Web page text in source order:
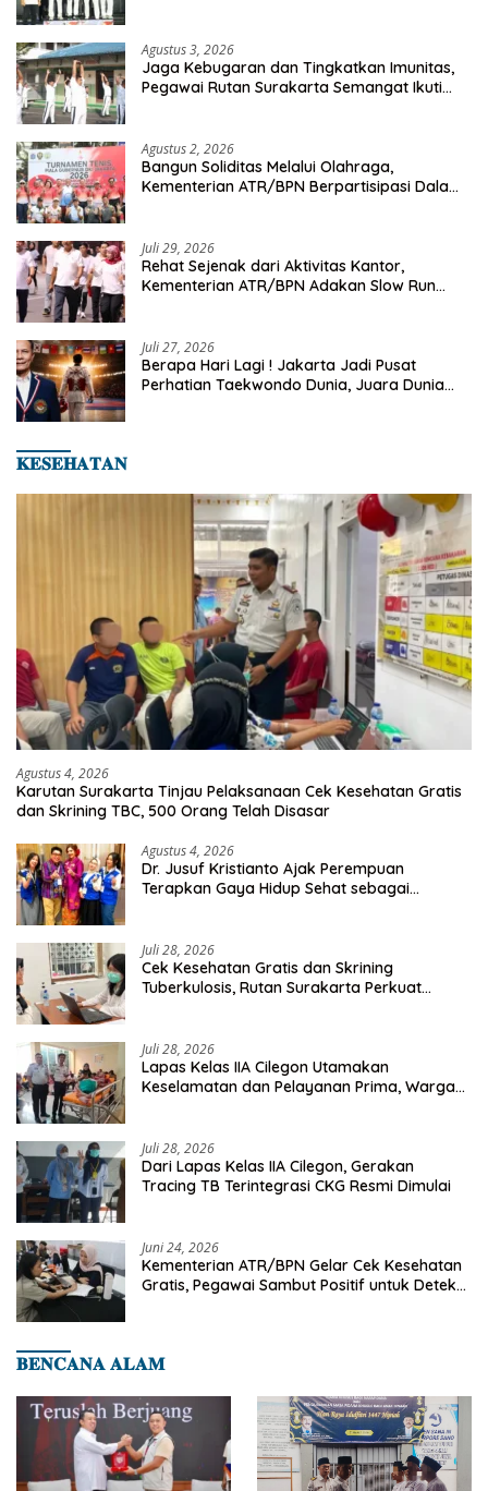
Agustus 3, 2026
Jaga Kebugaran dan Tingkatkan Imunitas,
Pegawai Rutan Surakarta Semangat Ikuti
Agustus 2, 2026
Bangun Soliditas Melalui Olahraga,
Kementerian ATR/BPN Berpartisipasi Dalam
Juli 29, 2026
Rehat Sejenak dari Aktivitas Kantor,
Kementerian ATR/BPN Adakan Slow Run
Juli 27, 2026
Berapa Hari Lagi ! Jakarta Jadi Pusat
Perhatian Taekwondo Dunia, Juara Dunia
𝐊𝐄𝐒𝐄𝐇𝐀𝐓𝐀𝐍
Agustus 4, 2026
Karutan Surakarta Tinjau Pelaksanaan Cek Kesehatan Gratis
dan Skrining TBC, 500 Orang Telah Disasar
Agustus 4, 2026
Dr. Jusuf Kristianto Ajak Perempuan
Terapkan Gaya Hidup Sehat sebagai
Juli 28, 2026
Cek Kesehatan Gratis dan Skrining
Tuberkulosis, Rutan Surakarta Perkuat
Juli 28, 2026
Lapas Kelas IIA Cilegon Utamakan
Keselamatan dan Pelayanan Prima, Warga
Juli 28, 2026
Dari Lapas Kelas IIA Cilegon, Gerakan
Tracing TB Terintegrasi CKG Resmi Dimulai
Juni 24, 2026
Kementerian ATR/BPN Gelar Cek Kesehatan
Gratis, Pegawai Sambut Positif untuk Deteksi
𝐁𝐄𝐍𝐂𝐀𝐍𝐀 𝐀𝐋𝐀𝐌